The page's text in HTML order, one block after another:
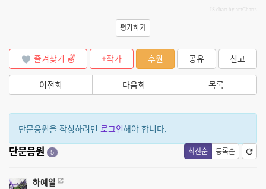
JS chart by amCharts
평가하기
즐겨찾기 +작가 후원 공유 신고
이전회 다음회 목록
단문응원을 작성하려면 로그인해야 합니다.
최신순 등록순
단문응원 5
하예일